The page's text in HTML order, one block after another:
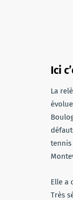
Ici
La
tennis
Elle a
Très